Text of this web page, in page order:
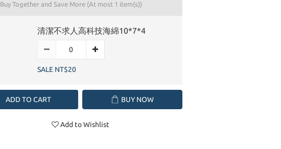
Buy Together and Save More (At most 1 item(s))
清潔不求人高科技海綿10*7*4
SALE NT$20
ADD TO CART BUY NOW
Add to Wishlist